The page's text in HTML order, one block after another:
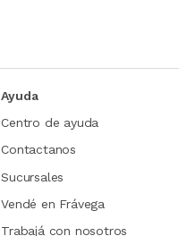
Ayuda
Centro de ayuda
Contactanos
Sucursales
Vendé en Frávega
Trabajá con nosotros